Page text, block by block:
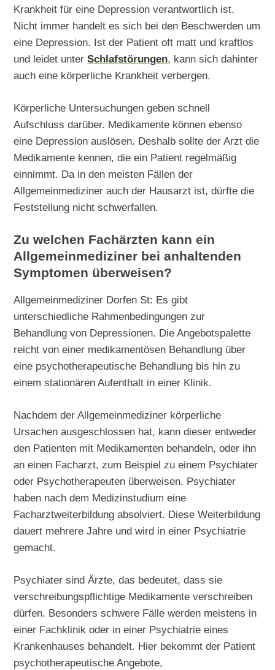
Krankheit für eine Depression verantwortlich ist.
Nicht immer handelt es sich bei den Beschwerden um
eine Depression. Ist der Patient oft matt und kraftlos
und leidet unterSchlafstörungen, kann sich dahinter
auch eine körperliche Krankheit verbergen.
Körperliche Untersuchungen geben schnell
Aufschluss darüber. Medikamente können ebenso
eine Depression auslösen. Deshalb sollte der Arzt die
Medikamente kennen, die ein Patient regelmäßig
einnimmt. Da in den meisten Fällen der
Allgemeinmediziner auch der Hausarzt ist, dürfte die
Feststellung nicht schwerfallen.
Zu welchen Fachärzten kann ein
Allgemeinmediziner bei anhaltenden
Symptomen überweisen?
Allgemeinmediziner Dorfen St: Es gibt
unterschiedliche Rahmenbedingungen zur
Behandlung von Depressionen. Die Angebotspalette
reicht von einer medikamentösen Behandlung über
eine psychotherapeutische Behandlung bis hin zu
einem stationären Aufenthalt in einer Klinik.
Nachdem der Allgemeinmediziner körperliche
Ursachen ausgeschlossen hat, kann dieser entweder
den Patienten mit Medikamenten behandeln, oder ihn
an einen Facharzt, zum Beispiel zu einem Psychiater
oder Psychotherapeuten überweisen. Psychiater
haben nach dem Medizinstudium eine
Facharztweiterbildung absolviert. Diese Weiterbildung
dauert mehrere Jahre und wird in einer Psychiatrie
gemacht.
Psychiater sind Ärzte, das bedeutet, dass sie
verschreibungspflichtige Medikamente verschreiben
dürfen. Besonders schwere Fälle werden meistens in
einer Fachklinik oder in einer Psychiatrie eines
Krankenhauses behandelt. Hier bekommt der Patient
psychotherapeutische Angebote,